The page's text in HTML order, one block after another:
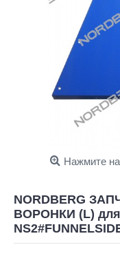
Нажмите
NORDBERG
ВОРОНКИ (L) для